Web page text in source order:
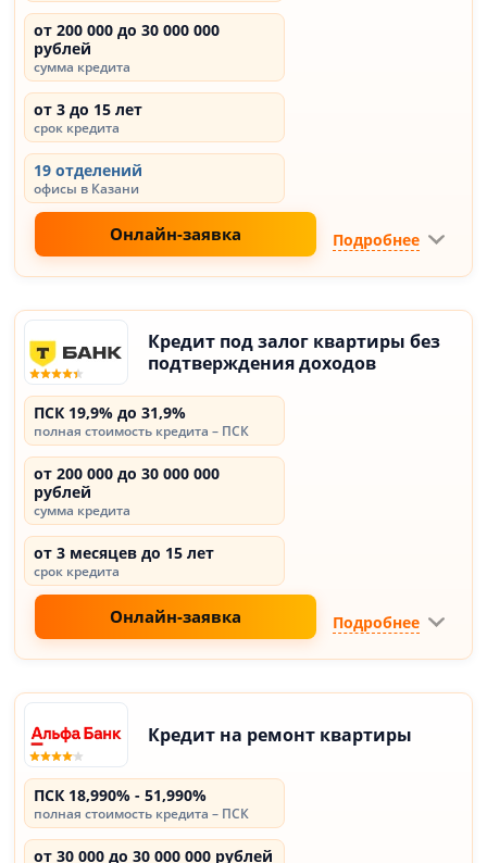
от 200 000 до 30 000 000
рублей
сумма кредита
от 3 до 15 лет
срок кредита
19 отделений
офисы в Казани
Онлайн-заявка Подробнее
Кредит под залог квартиры без
подтверждения доходов
ПСК 19,9% до 31,9%
полная стоимость кредита – ПСК
от 200 000 до 30 000 000
рублей
сумма кредита
от 3 месяцев до 15 лет
срок кредита
Онлайн-заявка Подробнее
Кредит на ремонт квартиры
ПСК 18,990% - 51,990%
полная стоимость кредита – ПСК
от 30 000 до 30 000 000 рублей